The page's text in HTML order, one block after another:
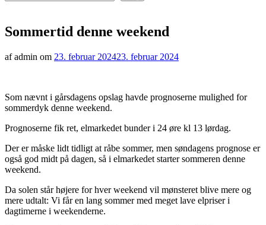
Sommertid denne weekend
af admin om 23. februar 202423. februar 2024
Som nævnt i gårsdagens opslag havde prognoserne mulighed for
sommerdyk denne weekend.
Prognoserne fik ret, elmarkedet bunder i 24 øre kl 13 lørdag.
Der er måske lidt tidligt at råbe sommer, men søndagens prognose er
også god midt på dagen, så i elmarkedet starter sommeren denne
weekend.
Da solen står højere for hver weekend vil mønsteret blive mere og
mere udtalt: Vi får en lang sommer med meget lave elpriser i
dagtimerne i weekenderne.